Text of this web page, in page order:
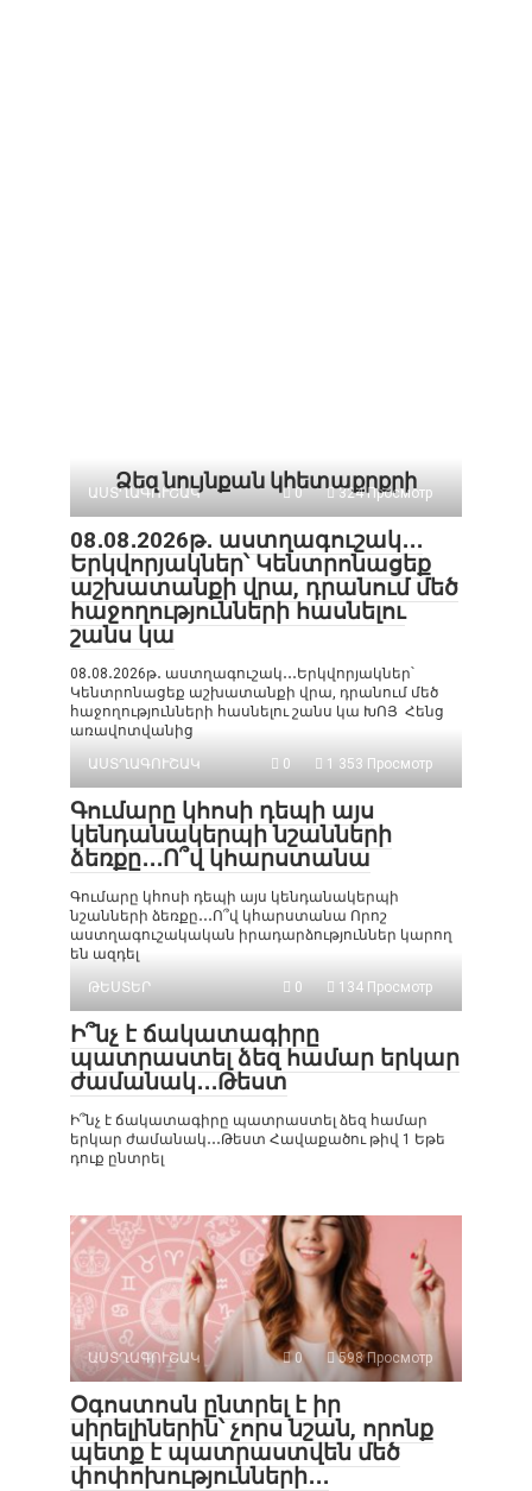
Ձեզ նույնքան կհետաքրքրի
ԱՍՏՂԱԳՈՒՇԱԿ 0 324 Просмотр
08․08․2026թ․ աստղագուշակ․․․
Երկվորյակներ՝ Կենտրոնացեք
աշխատանքի վրա, դրանում մեծ
հաջողությունների հասնելու
շանս կա
08․08․2026թ․ աստղագուշակ․․․Երկվորյակներ՝
Կենտրոնացեք աշխատանքի վրա, դրանում մեծ
հաջողությունների հասնելու շանս կա ԽՈՅ Հենց
առավոտվանից
ԱՍՏՂԱԳՈՒՇԱԿ
0 1 353 Просмотр
Գումարը կհոսի դեպի այս
կենդանակերպի նշանների
ձեռքը․․․Ո՞վ կհարստանա
Գումարը կհոսի դեպի այս կենդանակերպի
նշանների ձեռքը․․․Ո՞վ կհարստանա Որոշ
աստղագուշակական իրադարձություններ կարող
են ազդել
ԹԵՍՏԵՐ
0 134 Просмотр
Ի՞նչ է ճակատագիրը
պատրաստել ձեզ համար երկար
ժամանակ․․․Թեստ
Ի՞նչ է ճակատագիրը պատրաստել ձեզ համար
երկար ժամանակ․․․Թեստ Հավաքածու թիվ 1 Եթե
դուք ընտրել
ԱՍՏՂԱԳՈՒՇԱԿ 0 598 Просмотр
Օգոստոսն ընտրել է իր
սիրելիներին՝ չորս նշան, որոնք
պետք է պատրաստվեն մեծ
փոփոխությունների․․․